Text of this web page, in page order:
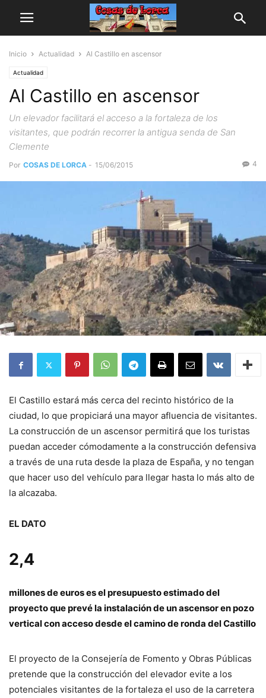
Inicio Actualidad Al Castillo en ascensor
Actualidad
Al Castillo en ascensor
Un elevador facilitará el acceso a la fortaleza de los
visitantes, que podrán recorrer la antigua senda de San
Clemente
Por COSAS DE LORCA - 15/06/2015 4
El Castillo estará más cerca del recinto histórico de la
ciudad, lo que propiciará una mayor afluencia de visitantes.
La construcción de un ascensor permitirá que los turistas
puedan acceder cómodamente a la construcción defensiva
a través de una ruta desde la plaza de España, y no tengan
que hacer uso del vehículo para llegar hasta lo más alto de
la alcazaba.
EL DATO
2,4
millones de euros es el presupuesto estimado del
proyecto que prevé la instalación de un ascensor en pozo
vertical con acceso desde el camino de ronda del Castillo
El proyecto de la Consejería de Fomento y Obras Públicas
pretende que la construcción del elevador evite a los
potenciales visitantes de la fortaleza el uso de la carretera